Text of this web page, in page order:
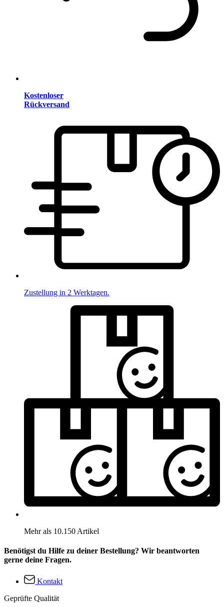
Kostenloser
Rückversand
Zustellung in 2 Werktagen.
Mehr als 10.150 Artikel
Benötigst du Hilfe zu deiner Bestellung? Wir beantworten
gerne deine Fragen.
Kontakt
Geprüfte Qualität